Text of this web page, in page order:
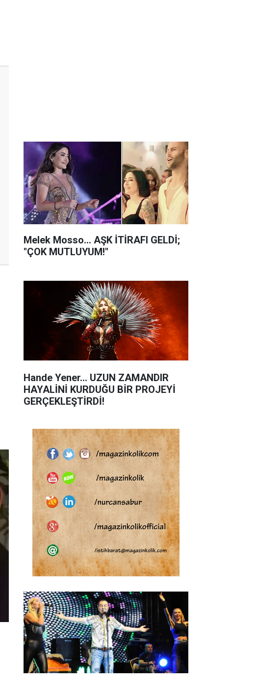
Melek Mosso... AŞK İTİRAFI GELDİ;
"ÇOK MUTLUYUM!"
Hande Yener... UZUN ZAMANDIR
HAYALİNİ KURDUĞU BİR PROJEYİ
GERÇEKLEŞTİRDİ!